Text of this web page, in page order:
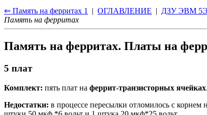
⇐ Память на ферритах 1 | ОГЛАВЛЕНИЕ | ДЗУ ЭВМ
Память на ферритах
Память на ферритах. Платы на
5 плат
Комплект: пять плат на феррит-транзисторных ячейках
Недостатки: в процессе пересылки отломилось с корнем